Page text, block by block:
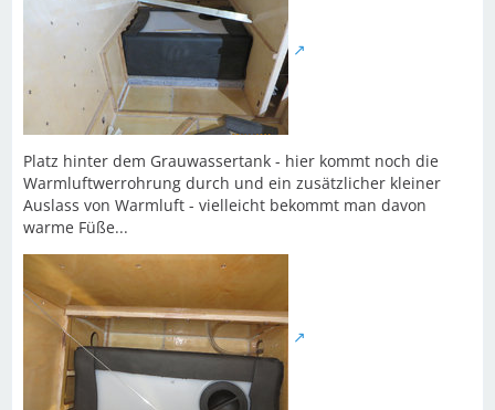
Platz hinter dem Grauwassertank - hier kommt noch die
Warmluftwerrohrung durch und ein zusätzlicher kleiner
Auslass von Warmluft - vielleicht bekommt man davon
warme Füße...